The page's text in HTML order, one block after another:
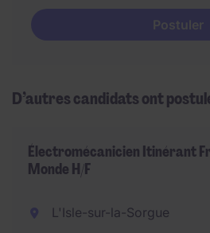
Postuler
D’autres candidats ont
Électromécanicien Itinérant
Monde H/F
L'Isle-sur-la-Sorgue